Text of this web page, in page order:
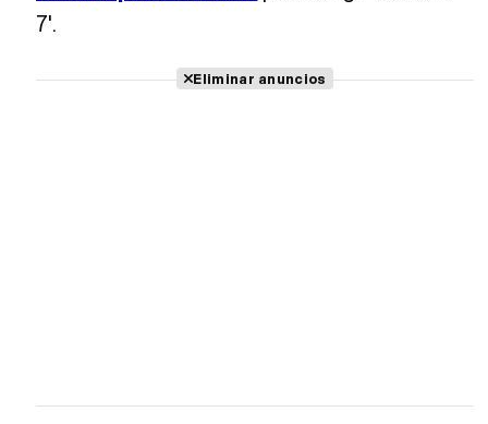
7'.
Eliminar anuncios